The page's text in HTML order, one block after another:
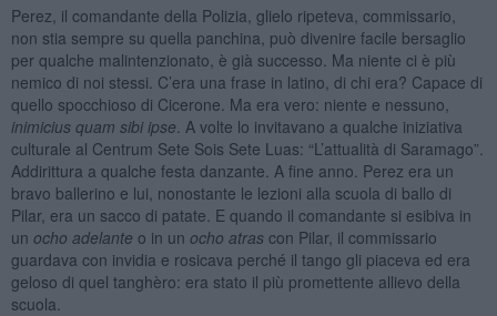
Perez, il comandante della Polizia, glielo ripeteva, commissario,
non stia sempre su quella panchina, può divenire facile bersaglio
per qualche malintenzionato, è già successo. Ma niente ci è più
nemico di noi stessi. C’era una frase in latino, di chi era? Capace di
quello spocchioso di Cicerone. Ma era vero: niente e nessuno,
inimicius quam sibi ipse . A volte lo invitavano a qualche iniziativa
culturale al Centrum Sete Sois Sete Luas: “L’attualità di Saramago”.
Addirittura a qualche festa danzante. A fine anno. Perez era un
bravo ballerino e lui, nonostante le lezioni alla scuola di ballo di
Pilar, era un sacco di patate. E quando il comandante si esibiva in
un ocho adelante o in un ocho atrascon Pilar, il commissario
guardava con invidia e rosicava perché il tango gli piaceva ed era
geloso di quel tanghèro: era stato il più promettente allievo della
scuola.